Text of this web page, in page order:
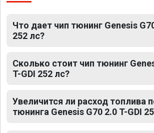
Что дает чип тюнинг Genesis
252 лс?
Сколько стоит чип тюнинг
T-GDI 252 лс?
Увеличится ли расход топлива
тюнинга Genesis G70 2.0 T-GDI